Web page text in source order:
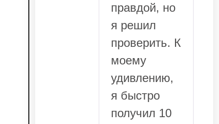
правдой, но
я решил
проверить. К
моему
удивлению,
я быстро
получил 10